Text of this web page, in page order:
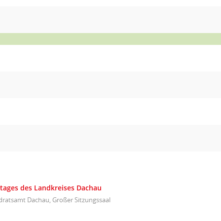
des Landkreises Dachau
Dachau, Großer Sitzungssaal